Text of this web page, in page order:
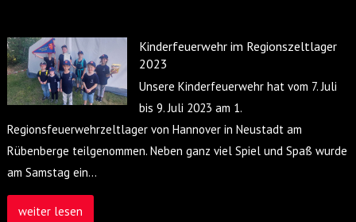
Kinderfeuerwehr im Regionszeltlager
2023
Unsere Kinderfeuerwehr hat vom 7. Juli
bis 9. Juli 2023 am 1.
Regionsfeuerwehrzeltlager von Hannover in Neustadt am
Rübenberge teilgenommen. Neben ganz viel Spiel und Spaß wurde
am Samstag ein…
weiter lesen